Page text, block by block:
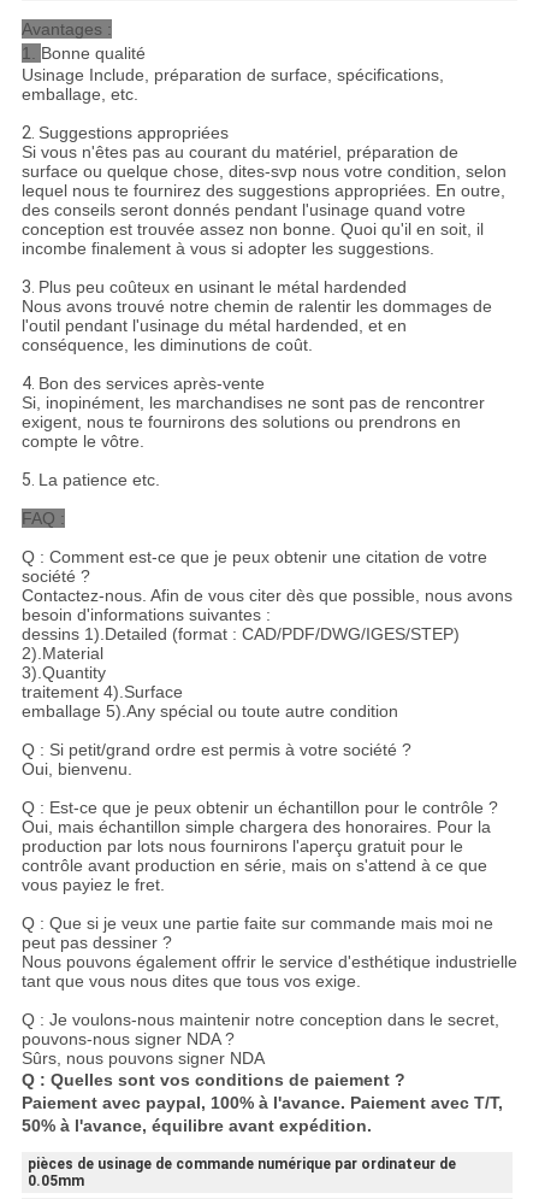
Avantages :
1. Bonne qualité
Usinage Include, préparation de surface, spécifications,
emballage, etc.
2. Suggestions appropriées
Si vous n'êtes pas au courant du matériel, préparation de
surface ou quelque chose, dites-svp nous votre condition, selon
lequel nous te fournirez des suggestions appropriées. En outre,
des conseils seront donnés pendant l'usinage quand votre
conception est trouvée assez non bonne. Quoi qu'il en soit, il
incombe finalement à vous si adopter les suggestions.
3. Plus peu coûteux en usinant le métal hardended
Nous avons trouvé notre chemin de ralentir les dommages de
l'outil pendant l'usinage du métal hardended, et en
conséquence, les diminutions de coût.
4. Bon des services après-vente
Si, inopinément, les marchandises ne sont pas de rencontrer
exigent, nous te fournirons des solutions ou prendrons en
compte le vôtre.
5. La patience etc.
FAQ :
Q : Comment est-ce que je peux obtenir une citation de votre
société ?
Contactez-nous. Afin de vous citer dès que possible, nous avons
besoin d'informations suivantes :
dessins 1).Detailed (format : CAD/PDF/DWG/IGES/STEP)
2).Material
3).Quantity
traitement 4).Surface
emballage 5).Any spécial ou toute autre condition
Q : Si petit/grand ordre est permis à votre société ?
Oui, bienvenu.
Q : Est-ce que je peux obtenir un échantillon pour le contrôle ?
Oui, mais échantillon simple chargera des honoraires. Pour la
production par lots nous fournirons l'aperçu gratuit pour le
contrôle avant production en série, mais on s'attend à ce que
vous payiez le fret.
Q : Que si je veux une partie faite sur commande mais moi ne
peut pas dessiner ?
Nous pouvons également offrir le service d'esthétique industrielle
tant que vous nous dites que tous vos exige.
Q : Je voulons-nous maintenir notre conception dans le secret,
pouvons-nous signer NDA ?
Sûrs, nous pouvons signer NDA
Q : Quelles sont vos conditions de paiement ?
Paiement avec paypal, 100% à l'avance. Paiement avec T/T,
50% à l'avance, équilibre avant expédition.
pièces de usinage de commande numérique par ordinateur de
0.05mm